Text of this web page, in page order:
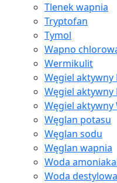
Tlenek wapnia
Tryptofan
Tymol
Wapno
Wermikulit
Węgiel aktywny
Węgiel aktywny
Węgiel aktywny
Węglan potasu
Węglan sodu
Węglan wapnia
Woda
Woda